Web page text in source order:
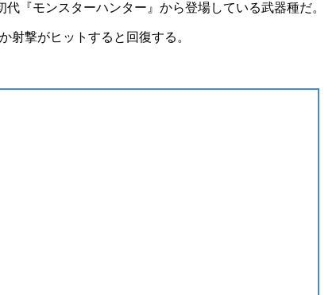
『モンスターハンター』から登場している武器種だ。
射撃がヒットすると回復する。